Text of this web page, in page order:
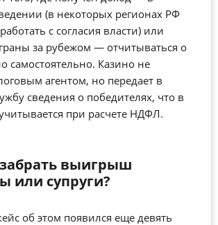
(в некоторых регионах РФ
с согласия власти) или
за рубежом — отчитываться о
самостоятельно. Казино не
агентом, но передает в
сведения о победителях, что в
при расчете НДФЛ.
выигрыш
или супруги?
об этом появился еще девять